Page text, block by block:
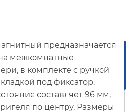
предназначается
межкомнатные
в комплекте с ручкой
под фиксатор.
составляет 96 мм,
по центру. Размеры